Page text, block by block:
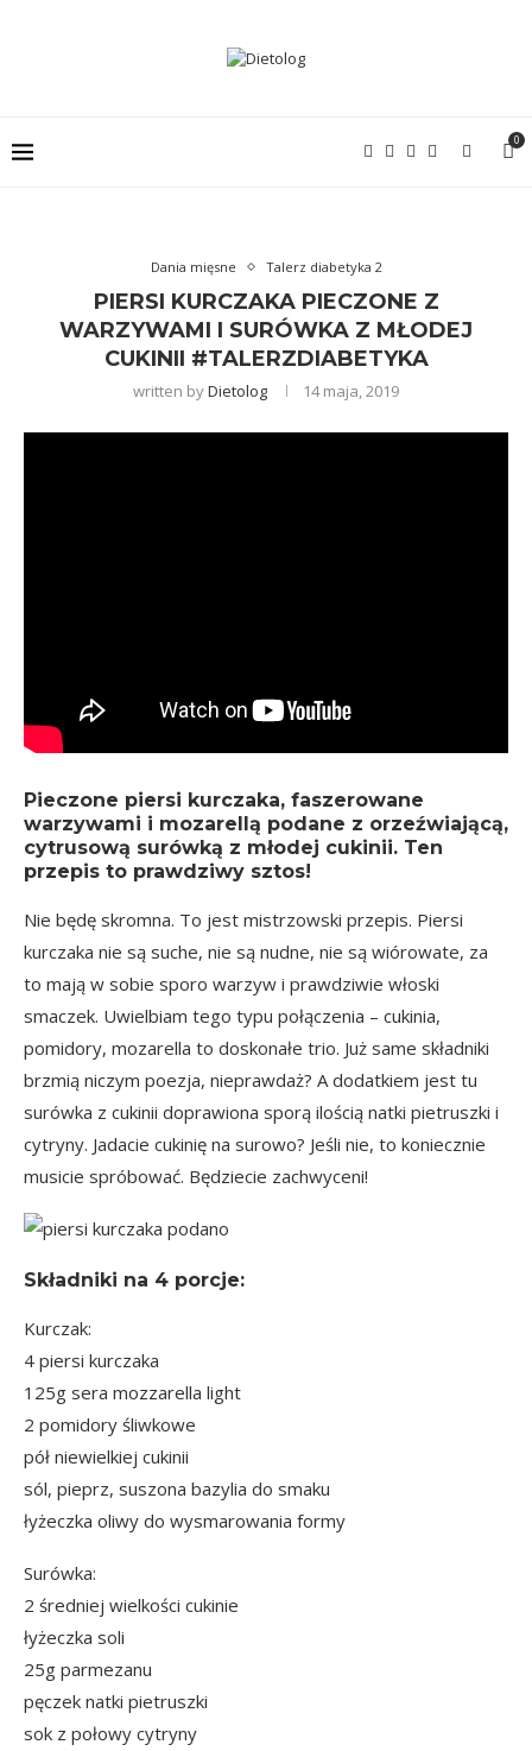
0
Dania mięsne Talerz diabetyka 2
PIERSI KURCZAKA PIECZONE Z
WARZYWAMI I SURÓWKA Z MŁODEJ
CUKINII #TALERZDIABETYKA
written byDietolog 14 maja, 2019
Pieczone piersi kurczaka, faszerowane
warzywami i mozarellą podane z orzeźwiającą,
cytrusową surówką z młodej cukinii. Ten
przepis to prawdziwy sztos!
Nie będę skromna. To jest mistrzowski przepis. Piersi
kurczaka nie są suche, nie są nudne, nie są wiórowate, za
to mają w sobie sporo warzyw i prawdziwie włoski
smaczek. Uwielbiam tego typu połączenia – cukinia,
pomidory, mozarella to doskonałe trio. Już same składniki
brzmią niczym poezja, nieprawdaż? A dodatkiem jest tu
surówka z cukinii doprawiona sporą ilością natki pietruszki i
cytryny. Jadacie cukinię na surowo? Jeśli nie, to koniecznie
musicie spróbować. Będziecie zachwyceni!
Składniki na 4 porcje:
Kurczak:
4 piersi kurczaka
125g sera mozzarella light
2 pomidory śliwkowe
pół niewielkiej cukinii
sól, pieprz, suszona bazylia do smaku
łyżeczka oliwy do wysmarowania formy
Surówka:
2 średniej wielkości cukinie
łyżeczka soli
25g parmezanu
pęczek natki pietruszki
sok z połowy cytryny